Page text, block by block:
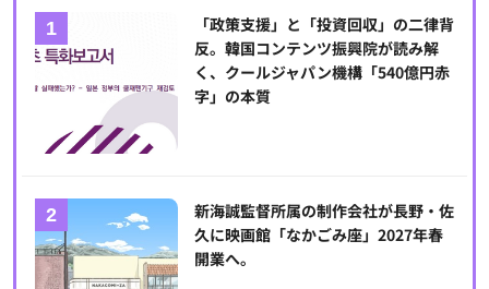
「政策支援」と「投資回収」の二律背
反。韓国コンテンツ振興院が読み解
く、クールジャパン機構「540億円赤
字」の本質
新海誠監督所属の制作会社が長野・佐
久に映画館「なかごみ座」2027年春
開業へ。